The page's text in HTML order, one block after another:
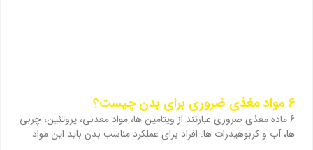
6 مواد مغذی ضروری برای بدن چیست؟
6 ماده مغذی ضروری عبارتند از ویتامین ها، مواد معدنی، پروتئین، چربی
ها، آب و کربوهیدرات ها. افراد برای عملکرد مناسب بدن باید این مواد